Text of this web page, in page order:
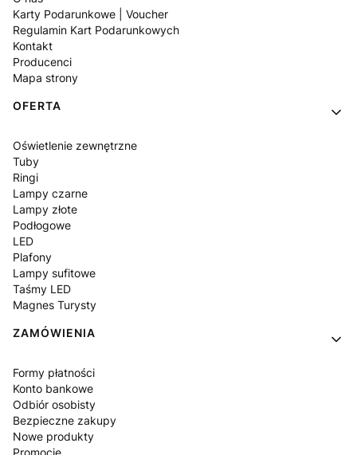
Karty Podarunkowe | Voucher
Regulamin Kart Podarunkowych
Kontakt
Producenci
Mapa strony
OFERTA
Oświetlenie zewnętrzne
Tuby
Ringi
Lampy czarne
Lampy złote
Podłogowe
LED
Plafony
Lampy sufitowe
Taśmy LED
Magnes Turysty
ZAMÓWIENIA
Formy płatności
Konto bankowe
Odbiór osobisty
Bezpieczne zakupy
Nowe produkty